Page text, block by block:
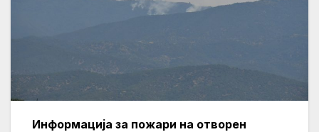
Информација за пожари на отворен